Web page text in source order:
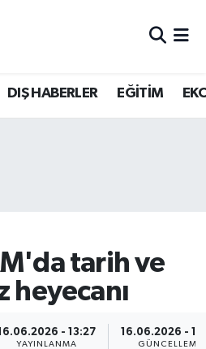
DIŞ HABERLER EĞİTİM
tarih ve
heyecanı
- 13:27
YAYINLANMA
16.06.2026 -
GÜNCELLEME